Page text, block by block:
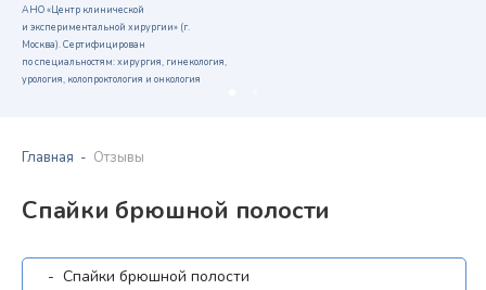
АНО «Центр клинической
и экспериментальной хирургии» (г.
Москва). Сертифицирован
по специальностям: хирургия, гинекология,
урология, колопроктология и онкология
Главная Отзывы
Спайки брюшной полости